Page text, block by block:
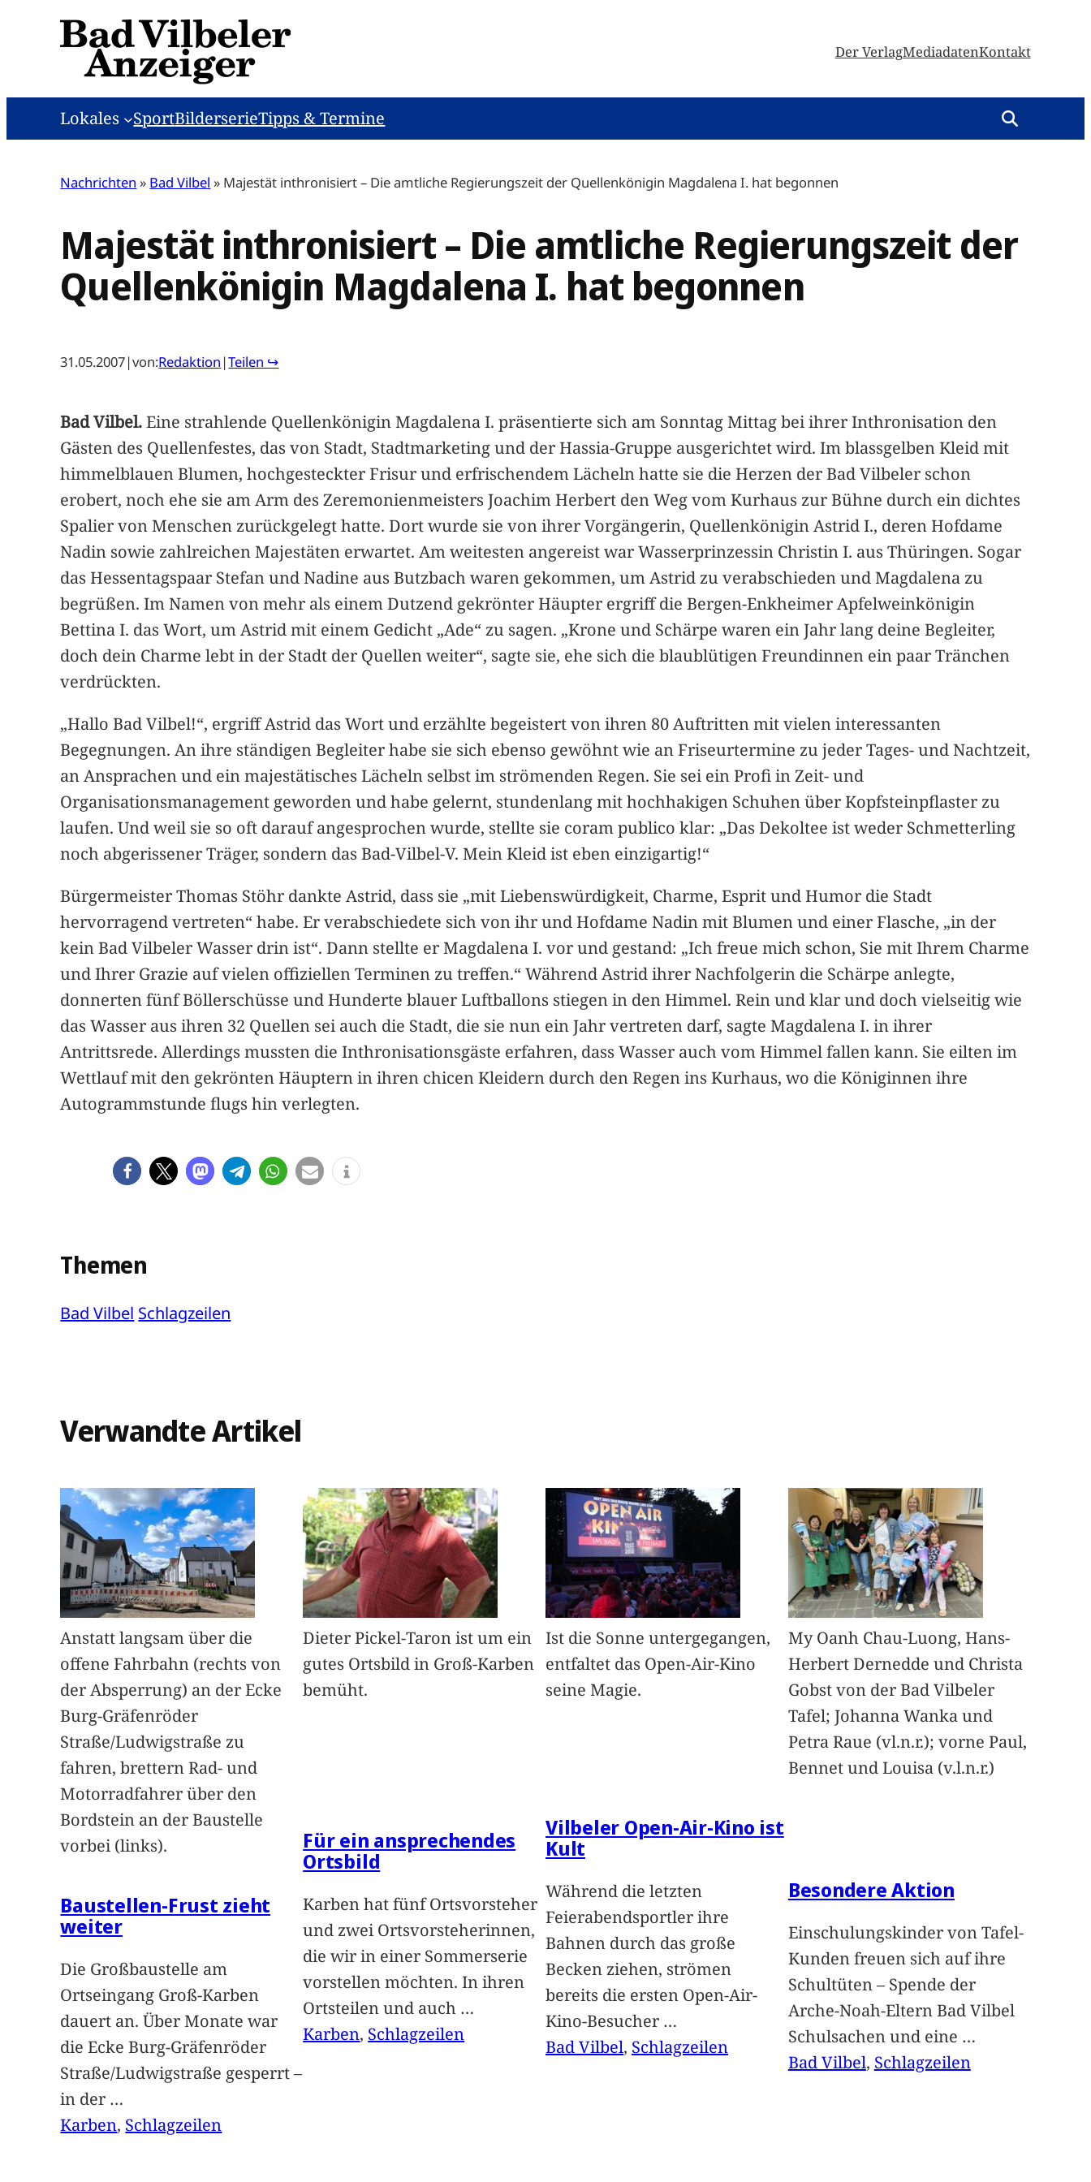
Der VerlagMediadatenKontakt
Lokales SportBilderserieTipps & Termine
Nachrichten » Bad Vilbel » Majestät inthronisiert – Die amtliche Regierungszeit der Quellenkönigin Magdalena I. hat begonnen
Majestät inthronisiert – Die amtliche Regierungszeit der
Quellenkönigin Magdalena I. hat begonnen
31.05.2007|von:Redaktion |Teilen ↪
Bad Vilbel.Eine strahlende Quellenkönigin Magdalena I. präsentierte sich am Sonntag Mittag bei ihrer Inthronisation den
Gästen des Quellenfestes, das von Stadt, Stadtmarketing und der Hassia-Gruppe ausgerichtet wird. Im blassgelben Kleid mit
himmelblauen Blumen, hochgesteckter Frisur und erfrischendem Lächeln hatte sie die Herzen der Bad Vilbeler schon
erobert, noch ehe sie am Arm des Zeremonienmeisters Joachim Herbert den Weg vom Kurhaus zur Bühne durch ein dichtes
Spalier von Menschen zurückgelegt hatte. Dort wurde sie von ihrer Vorgängerin, Quellenkönigin Astrid I., deren Hofdame
Nadin sowie zahlreichen Majestäten erwartet. Am weitesten angereist war Wasserprinzessin Christin I. aus Thüringen. Sogar
das Hessentagspaar Stefan und Nadine aus Butzbach waren gekommen, um Astrid zu verabschieden und Magdalena zu
begrüßen. Im Namen von mehr als einem Dutzend gekrönter Häupter ergriff die Bergen-Enkheimer Apfelweinkönigin
Bettina I. das Wort, um Astrid mit einem Gedicht „Ade“ zu sagen. „Krone und Schärpe waren ein Jahr lang deine Begleiter,
doch dein Charme lebt in der Stadt der Quellen weiter“, sagte sie, ehe sich die blaublütigen Freundinnen ein paar Tränchen
verdrückten.
„Hallo Bad Vilbel!“, ergriff Astrid das Wort und erzählte begeistert von ihren 80 Auftritten mit vielen interessanten
Begegnungen. An ihre ständigen Begleiter habe sie sich ebenso gewöhnt wie an Friseurtermine zu jeder Tages- und Nachtzeit,
an Ansprachen und ein majestätisches Lächeln selbst im strömenden Regen. Sie sei ein Profi in Zeit- und
Organisationsmanagement geworden und habe gelernt, stundenlang mit hochhakigen Schuhen über Kopfsteinpflaster zu
laufen. Und weil sie so oft darauf angesprochen wurde, stellte sie coram publico klar: „Das Dekoltee ist weder Schmetterling
noch abgerissener Träger, sondern das Bad-Vilbel-V. Mein Kleid ist eben einzigartig!“
Bürgermeister Thomas Stöhr dankte Astrid, dass sie „mit Liebenswürdigkeit, Charme, Esprit und Humor die Stadt
hervorragend vertreten“ habe. Er verabschiedete sich von ihr und Hofdame Nadin mit Blumen und einer Flasche, „in der
kein Bad Vilbeler Wasser drin ist“. Dann stellte er Magdalena I. vor und gestand: „Ich freue mich schon, Sie mit Ihrem Charme
und Ihrer Grazie auf vielen offiziellen Terminen zu treffen.“ Während Astrid ihrer Nachfolgerin die Schärpe anlegte,
donnerten fünf Böllerschüsse und Hunderte blauer Luftballons stiegen in den Himmel. Rein und klar und doch vielseitig wie
das Wasser aus ihren 32 Quellen sei auch die Stadt, die sie nun ein Jahr vertreten darf, sagte Magdalena I. in ihrer
Antrittsrede. Allerdings mussten die Inthronisationsgäste erfahren, dass Wasser auch vom Himmel fallen kann. Sie eilten im
Wettlauf mit den gekrönten Häuptern in ihren chicen Kleidern durch den Regen ins Kurhaus, wo die Königinnen ihre
Autogrammstunde flugs hin verlegten.
Themen
Bad Vilbel Schlagzeilen
Verwandte Artikel
Anstatt langsam über die
offene Fahrbahn (rechts von
der Absperrung) an der Ecke
Burg-Gräfenröder
Straße/Ludwigstraße zu
fahren, brettern Rad- und
Motorradfahrer über den
Bordstein an der Baustelle
vorbei (links).
Baustellen-Frust zieht
weiter
Die Großbaustelle am
Ortseingang Groß-Karben
dauert an. Über Monate war
die Ecke Burg-Gräfenröder
Straße/Ludwigstraße gesperrt –
in der …
Karben, Schlagzeilen
Dieter Pickel-Taron ist um ein
gutes Ortsbild in Groß-Karben
bemüht.
Für ein ansprechendes
Ortsbild
Karben hat fünf Ortsvorsteher
und zwei Ortsvorsteherinnen,
die wir in einer Sommerserie
vorstellen möchten. In ihren
Ortsteilen und auch …
Karben, Schlagzeilen
Ist die Sonne untergegangen,
entfaltet das Open-Air-Kino
seine Magie.
Vilbeler Open-Air-Kino ist
Kult
Während die letzten
Feierabendsportler ihre
Bahnen durch das große
Becken ziehen, strömen
bereits die ersten Open-Air-
Kino-Besucher …
Bad Vilbel, Schlagzeilen
My Oanh Chau-Luong, Hans-
Herbert Dernedde und Christa
Gobst von der Bad Vilbeler
Tafel; Johanna Wanka und
Petra Raue (vl.n.r.); vorne Paul,
Bennet und Louisa (v.l.n.r.)
Besondere Aktion
Einschulungskinder von Tafel-
Kunden freuen sich auf ihre
Schultüten – Spende der
Arche-Noah-Eltern Bad Vilbel
Schulsachen und eine …
Bad Vilbel, Schlagzeilen